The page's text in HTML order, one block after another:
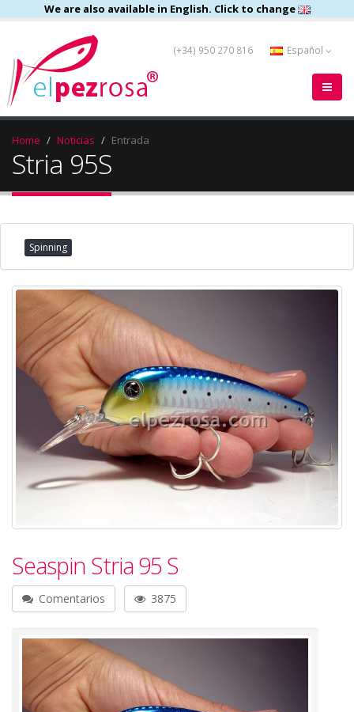
We are also available in English. Click to change
(+34) 950 270 816 Español
Home Noticias Entrada
Stria 95S
Spinning
Seaspin Stria 95 S
Comentarios 3875